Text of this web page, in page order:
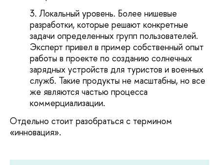
Локальный уровень. Более нишевые
разработки, которые решают конкретные
задачи определенных групп пользователей.
Эксперт привел в пример собственный опыт
работы в проекте по созданию солнечных
зарядных устройств для туристов и военных
служб. Такие продукты не масштабны, но все
же являются частью процесса
коммерциализации.
Отдельно стоит разобраться с термином
«инновация».